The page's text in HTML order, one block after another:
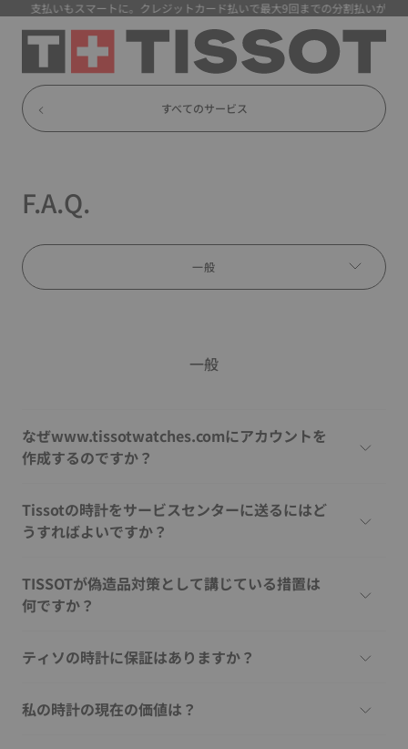
支払いもスマートに。クレジットカード払いで最大9回までの分割払いが可能に
すべてのサービス
F.A.Q.
一般
一般
なぜwww.tissotwatches.comにアカウントを
作成するのですか？
Tissotの時計をサービスセンターに送るにはど
うすればよいですか？
TISSOTが偽造品対策として講じている措置は
何ですか？
ティソの時計に保証はありますか？
私の時計の現在の価値は？